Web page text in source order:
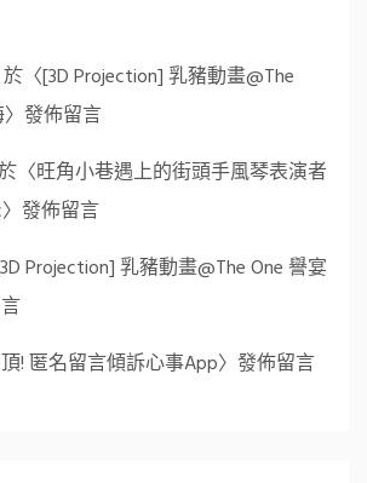
〈[3D Projection] 乳豬動畫@The
〉發佈留言
〈旺角小巷遇上的街頭手風琴表演者
〉發佈留言
Projection] 乳豬動畫@The One 譽宴
頂! 匿名留言傾訴心事App〉發佈留言